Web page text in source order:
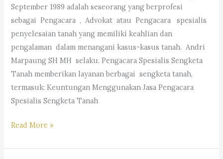
Andri
Marpaung,
S.H.
M.H.&
Partners
September 1989 adalah seseorang yang berprofesi
sebagai Pengacara , Advokat atau Pengacara spesialis
penyelesaian tanah yang memiliki keahlian dan
pengalaman dalam menangani kasus-kasus tanah. Andri
Marpaung SH MH selaku. Pengacara Spesialis Sengketa
Tanah memberikan layanan berbagai sengketa tanah,
termasuk: Keuntungan Menggunakan Jasa Pengacara
Spesialis Sengketa Tanah
Pengacara
Sengketa
Read More »